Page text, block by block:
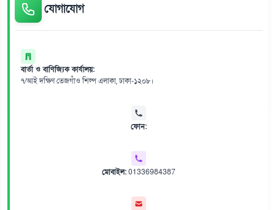
যোগাযোগ
বার্তা ও বাণিজ্যিক কার্যালয়:
৭/আই দক্ষিণ তেজগাঁও শিল্প এলাকা, ঢাকা-১২০৮।
ফোন:
মোবাইল:01336984387